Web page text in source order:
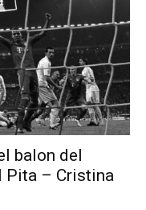
balon del
Pita – Cristina